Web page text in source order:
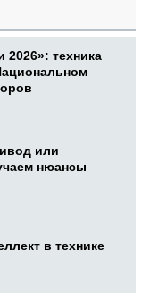
техника
или
нюансы
в технике